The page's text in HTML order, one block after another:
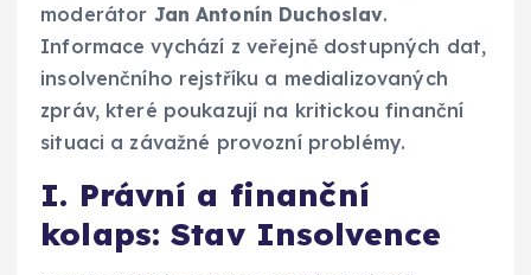
moderátor Jan Antonín Duchoslav.
Informace vychází z veřejně dostupných dat,
insolvenčního rejstříku a medializovaných
zpráv, které poukazují na kritickou finanční
situaci a závažné provozní problémy.
I. Právní a finanční
kolaps: Stav Insolvence